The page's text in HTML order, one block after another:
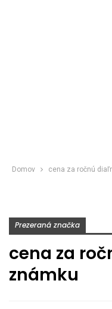
Domov cena za ročnú
Prezeraná značka
cena za
známku